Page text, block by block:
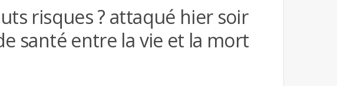
risques ? attaqué hier soir
santé entre la vie et la mort